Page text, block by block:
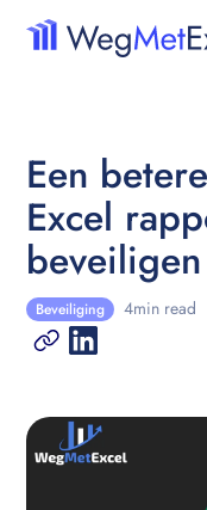
Een
Excel
beveiligen
Beveiliging 4min read